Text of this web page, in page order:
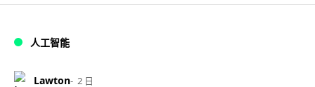
人工智能
Lawton 2 日